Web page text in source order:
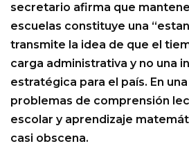
secretario afirma que
escuelas constituye una
transmite la idea de que el
carga administrativa y no una
estratégica para el país. En
problemas de comprensión
escolar y aprendizaje
casi obscena.